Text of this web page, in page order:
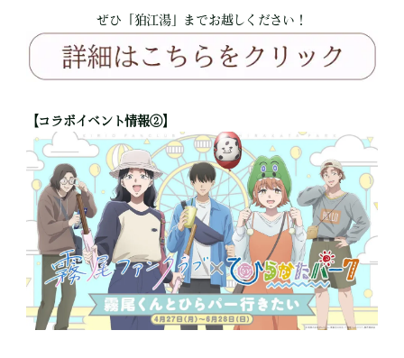
ぜひ「狛江湯」までお越しください！
【コラボイベント情報②】